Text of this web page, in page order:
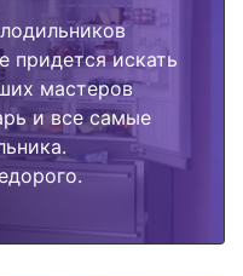
придется искать
мастеров
и все самые